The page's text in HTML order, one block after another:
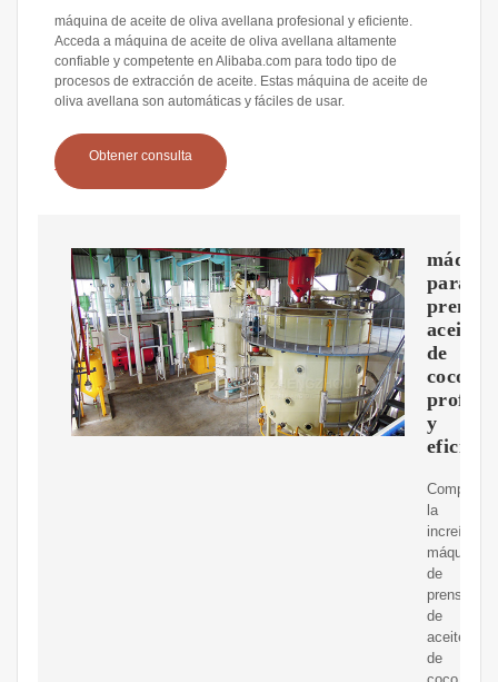
máquina de aceite de oliva avellana profesional y eficiente.
Acceda a máquina de aceite de oliva avellana altamente
confiable y competente en Alibaba.com para todo tipo de
procesos de extracción de aceite. Estas máquina de aceite de
oliva avellana son automáticas y fáciles de usar.
Obtener consulta
para
prensar
aceite
de
coco
y
Compre
la
increíble
máquina
de
prensa
de
aceite
de